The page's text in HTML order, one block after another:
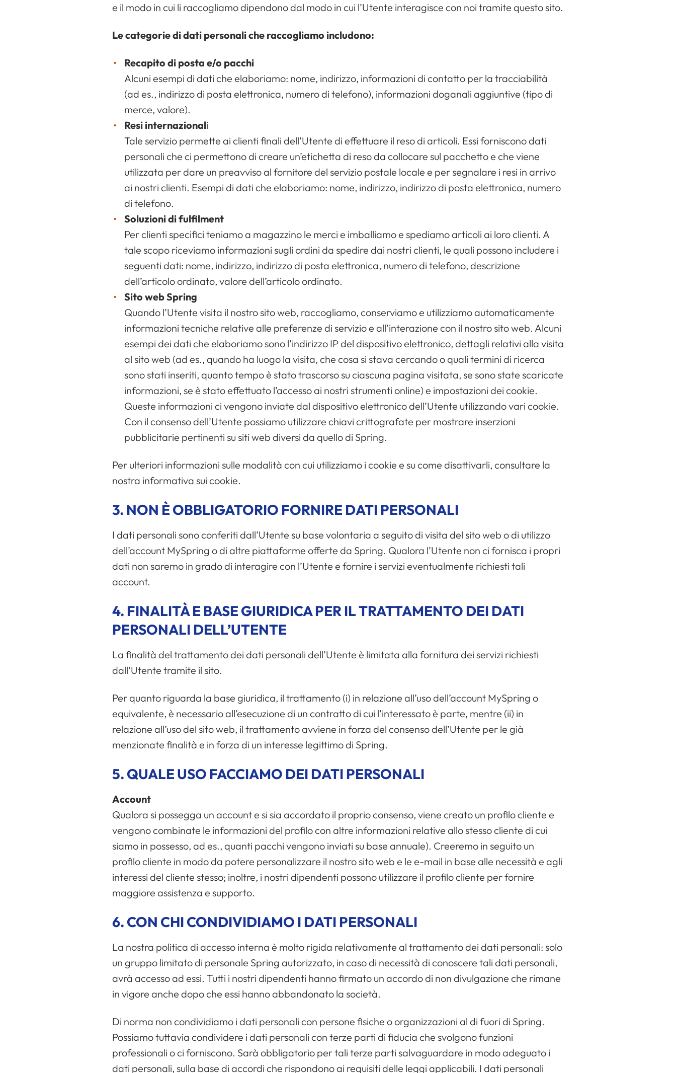
e il modo in cui li raccogliamo dipendono dal modo in cui l’Utente interagisce con noi tramite questo sito.
Le categorie di dati personali che raccogliamo includono:
Recapito di posta e/o pacchi
Alcuni esempi di dati che elaboriamo: nome, indirizzo, informazioni di contatto per la tracciabilità
(ad es., indirizzo di posta elettronica, numero di telefono), informazioni doganali aggiuntive (tipo di
merce, valore).
Resi internazionali
Tale servizio permette ai clienti finali dell’Utente di effettuare il reso di articoli. Essi forniscono dati
personali che ci permettono di creare un’etichetta di reso da collocare sul pacchetto e che viene
utilizzata per dare un preavviso al fornitore del servizio postale locale e per segnalare i resi in arrivo
ai nostri clienti. Esempi di dati che elaboriamo: nome, indirizzo, indirizzo di posta elettronica, numero
di telefono.
Soluzioni di fulfilment
Per clienti specifici teniamo a magazzino le merci e imballiamo e spediamo articoli ai loro clienti. A
tale scopo riceviamo informazioni sugli ordini da spedire dai nostri clienti, le quali possono includere i
seguenti dati: nome, indirizzo, indirizzo di posta elettronica, numero di telefono, descrizione
dell’articolo ordinato, valore dell’articolo ordinato.
Sito web Spring
Quando l’Utente visita il nostro sito web, raccogliamo, conserviamo e utilizziamo automaticamente
informazioni tecniche relative alle preferenze di servizio e all’interazione con il nostro sito web. Alcuni
esempi dei dati che elaboriamo sono l’indirizzo IP del dispositivo elettronico, dettagli relativi alla visita
al sito web (ad es., quando ha luogo la visita, che cosa si stava cercando o quali termini di ricerca
sono stati inseriti, quanto tempo è stato trascorso su ciascuna pagina visitata, se sono state scaricate
informazioni, se è stato effettuato l’accesso ai nostri strumenti online) e impostazioni dei cookie.
Queste informazioni ci vengono inviate dal dispositivo elettronico dell’Utente utilizzando vari cookie.
Con il consenso dell’Utente possiamo utilizzare chiavi crittografate per mostrare inserzioni
pubblicitarie pertinenti su siti web diversi da quello di Spring.
Per ulteriori informazioni sulle modalità con cui utilizziamo i cookie e su come disattivarli, consultare la
nostra informativa sui cookie.
3. NON È OBBLIGATORIO FORNIRE DATI PERSONALI
I dati personali sono conferiti dall’Utente su base volontaria a seguito di visita del sito web o di utilizzo
dell’account MySpring o di altre piattaforme offerte da Spring. Qualora l’Utente non ci fornisca i propri
dati non saremo in grado di interagire con l’Utente e fornire i servizi eventualmente richiesti tali
account.
4. FINALITÀ E BASE GIURIDICA PER IL TRATTAMENTO DEI DATI
PERSONALI DELL’UTENTE
La finalità del trattamento dei dati personali dell’Utente è limitata alla fornitura dei servizi richiesti
dall’Utente tramite il sito.
Per quanto riguarda la base giuridica, il trattamento (i) in relazione all’uso dell’account MySpring o
equivalente, è necessario all’esecuzione di un contratto di cui l’interessato è parte, mentre (ii) in
relazione all’uso del sito web, il trattamento avviene in forza del consenso dell’Utente per le già
menzionate finalità e in forza di un interesse legittimo di Spring.
5. QUALE USO FACCIAMO DEI DATI PERSONALI
Account
Qualora si possegga un account e si sia accordato il proprio consenso, viene creato un profilo cliente e
vengono combinate le informazioni del profilo con altre informazioni relative allo stesso cliente di cui
siamo in possesso, ad es., quanti pacchi vengono inviati su base annuale). Creeremo in seguito un
profilo cliente in modo da potere personalizzare il nostro sito web e le e-mail in base alle necessità e agli
interessi del cliente stesso; inoltre, i nostri dipendenti possono utilizzare il profilo cliente per fornire
maggiore assistenza e supporto.
6. CON CHI CONDIVIDIAMO I DATI PERSONALI
La nostra politica di accesso interna è molto rigida relativamente al trattamento dei dati personali: solo
un gruppo limitato di personale Spring autorizzato, in caso di necessità di conoscere tali dati personali,
avrà accesso ad essi. Tutti i nostri dipendenti hanno firmato un accordo di non divulgazione che rimane
in vigore anche dopo che essi hanno abbandonato la società.
Di norma non condividiamo i dati personali con persone fisiche o organizzazioni al di fuori di Spring.
Possiamo tuttavia condividere i dati personali con terze parti di fiducia che svolgono funzioni
professionali o ci forniscono. Sarà obbligatorio per tali terze parti salvaguardare in modo adeguato i
dati personali, sulla base di accordi che rispondono ai requisiti delle leggi applicabili. I dati personali